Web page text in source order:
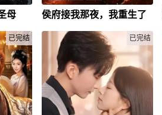
叛，
七天。
自己的
枷锁，
后背的
不做圣
护的
并肩前
己的
母
她是侯府流落在外的真千金，却
生，最终惨死深渊。一朝重生，
回到侯府接她的那一夜。这一
次，她不再忍让。斗恶亲、揭阴
谋、夺回身份，她要让所有欺她
辱她之人付出代价。只是那个曾
助她复仇的男人，也悄然闯入她
的命运，侯门深似海，这一世，
她要杀出属于自己的锦绣人生。
侯府接我那夜，我重生了
已完结 已完结